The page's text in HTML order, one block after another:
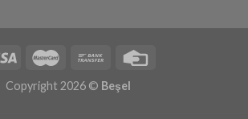
Copyright 2026 © Beşel